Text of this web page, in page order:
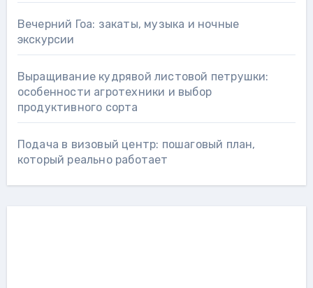
Вечерний Гоа: закаты, музыка и ночные
экскурсии
Выращивание кудрявой листовой петрушки:
особенности агротехники и выбор
продуктивного сорта
Подача в визовый центр: пошаговый план,
который реально работает